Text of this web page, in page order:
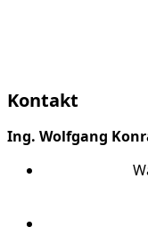
Kontakt
Ing. Wolfgang